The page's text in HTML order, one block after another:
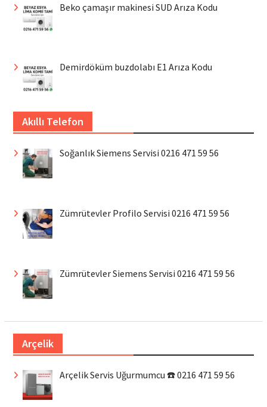
Beko çamaşır makinesi SUD Arıza Kodu
Demirdöküm buzdolabı E1 Arıza Kodu
Akıllı Telefon
Soğanlık Siemens Servisi 0216 471 59 56
Zümrütevler Profilo Servisi 0216 471 59 56
Zümrütevler Siemens Servisi 0216 471 59 56
Arçelik
Arçelik Servis Uğurmumcu ☎️ 0216 471 59 56